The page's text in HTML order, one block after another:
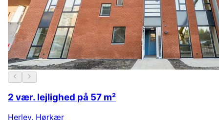
2 vær. lejlighed på 57 m²
Herlev, Hørkær